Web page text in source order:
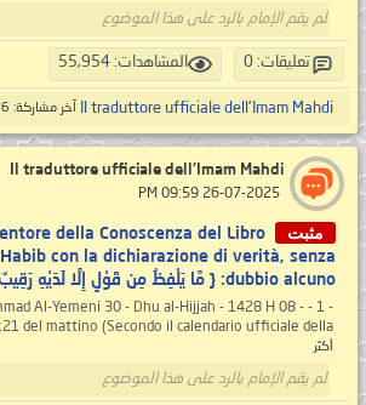
لم يقم الإمام بالرد على هذا الموضوع
تعليقات: 0 المشاهدات: 55,954
Il traduttore ufficiale dell'Imam Mahdi آخر مشاركة: 26-07-2025,
Il traduttore ufficiale dell'Imam Mahdi
مثبت
della Conoscenza del Libro
con la dichiarazione di verità, senza
dubbio alcuno: { مَّا يَلْفِظُ مِن قَوْلٍ إِلَّا لَدَيْهِ رَ‌قِيبٌ عَتِيدٌ } ..
Al-Yemeni 30 - Dhu al-Hijjah - 1428 H 08 -
del mattino (Secondo il calendario ufficiale della...
أكثر
لم يقم الإمام بالرد على هذا الموضوع